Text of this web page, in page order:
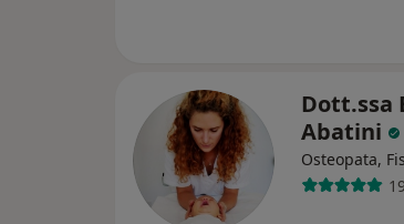
Dott.ssa
Abatini
Osteopata,